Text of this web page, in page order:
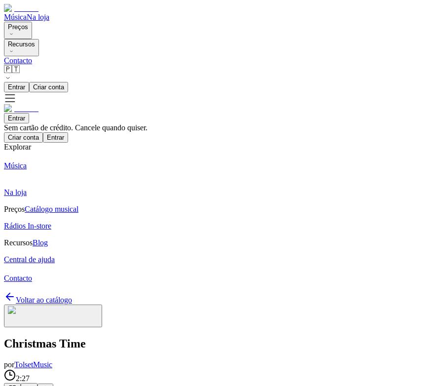
MúsicaNa loja
Preços
Recursos
Contacto
🇵🇹
Entrar Criar conta
Entrar
Sem cartão de crédito. Cancele quando quiser.
Criar conta Entrar
Explorar
Música
Na loja
PreçosCatálogo musical
Rádios In-store
RecursosBlog
Central de ajuda
Contacto
Voltar ao catálogo
Christmas Time
porTolsetMusic
2:27